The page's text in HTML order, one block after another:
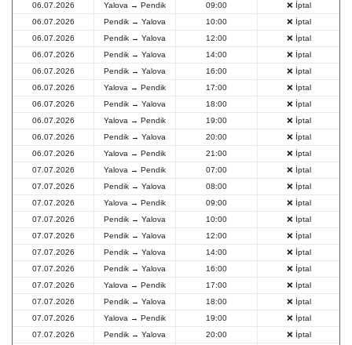
06.07.2026 Yalova → Pendik 09:00
❌ İptal
06.07.2026
Pendik → Yalova 10:00
❌ İptal
06.07.2026
Pendik → Yalova 12:00
❌ İptal
06.07.2026
Pendik → Yalova 14:00
❌ İptal
06.07.2026
Pendik → Yalova 16:00
❌ İptal
06.07.2026
Yalova → Pendik 17:00
❌ İptal
06.07.2026
Pendik → Yalova 18:00
❌ İptal
06.07.2026
Yalova → Pendik 19:00
❌ İptal
06.07.2026
Pendik → Yalova 20:00
❌ İptal
06.07.2026
Yalova → Pendik 21:00
❌ İptal
07.07.2026
Yalova → Pendik 07:00
❌ İptal
07.07.2026
Pendik → Yalova 08:00
❌ İptal
07.07.2026
Yalova → Pendik 09:00
❌ İptal
07.07.2026
Pendik → Yalova 10:00
❌ İptal
07.07.2026
Pendik → Yalova 12:00
❌ İptal
07.07.2026
Pendik → Yalova 14:00
❌ İptal
07.07.2026
Pendik → Yalova 16:00
❌ İptal
07.07.2026
Yalova → Pendik 17:00
❌ İptal
07.07.2026
Pendik → Yalova 18:00
❌ İptal
07.07.2026
Yalova → Pendik 19:00
❌ İptal
07.07.2026
Pendik → Yalova 20:00
❌ İptal